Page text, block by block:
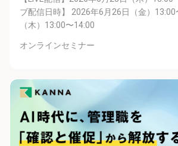
ブ配信日時】 2026年6月26日（金）13:00
（木）13:00〜14:00
オンラインセミナー